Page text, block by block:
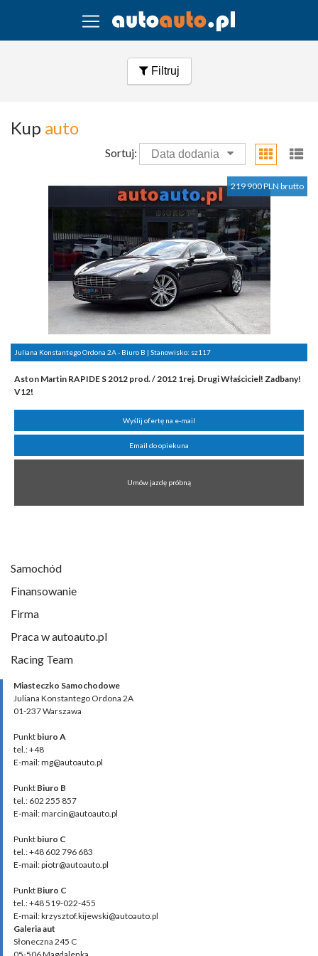
Filtruj
Kup auto
Sortuj: Data dodania
219 900 PLN brutto
Juliana Konstantego Ordona 2A - Biuro B | Stanowisko: sz117
Aston Martin RAPIDE S 2012 prod. / 2012 1rej. Drugi Właściciel! Zadbany!
V12!
Wyślij ofertę na e-mail
Email do opiekuna
Umów jazdę próbną
Samochód
Finansowanie
Firma
Praca w autoauto.pl
Racing Team
Miasteczko Samochodowe
Juliana Konstantego Ordona 2A
01-237 Warszawa
Punkt biuro A
tel.: +48
E-mail: mg@autoauto.pl
Punkt Biuro B
tel.: 602 255 857
E-mail: marcin@autoauto.pl
Punkt biuro C
tel.: +48 602 796 683
E-mail: piotr@autoauto.pl
Punkt Biuro C
tel.: +48 519-022-455
E-mail: krzysztof.kijewski@autoauto.pl
Galeria aut
Słoneczna 245 C